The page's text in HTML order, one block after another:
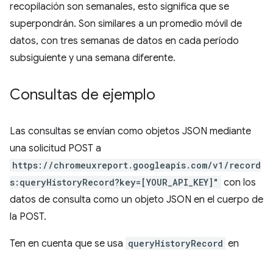
recopilación son semanales, esto significa que se
superpondrán. Son similares a un promedio móvil de
datos, con tres semanas de datos en cada período
subsiguiente y una semana diferente.
Consultas de ejemplo
Las consultas se envían como objetos JSON mediante
una solicitud POST a
https://chromeuxreport.googleapis.com/v1/record
s:queryHistoryRecord?key=[YOUR_API_KEY]" con los
datos de consulta como un objeto JSON en el cuerpo de
la POST.
Ten en cuenta que se usa queryHistoryRecord en